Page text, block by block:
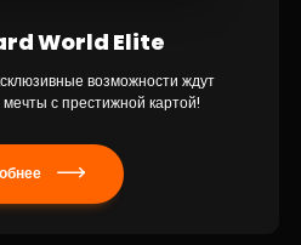
World Elite
возможности ждут
с престижной картой!